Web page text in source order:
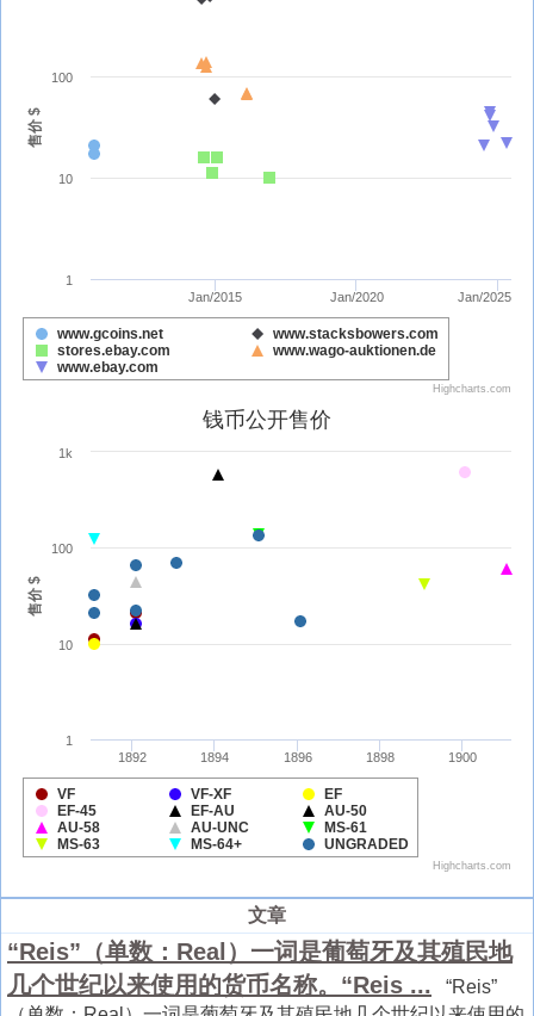
文章
“Reis”（单数：Real）一词是葡萄牙及其殖民地
几个世纪以来使用的货币名称。“Reis ... “Reis”